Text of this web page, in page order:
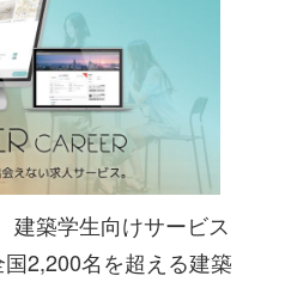
建築学生向けサービス
2,200名を超える建築